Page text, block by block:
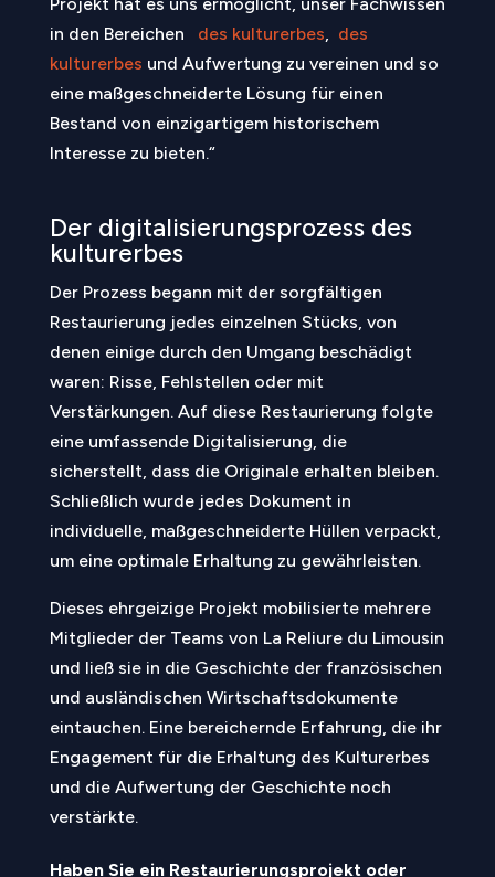
in den Bereichen
des kulturerbes, des
kulturerbes und Aufwertung zu vereinen und so
eine maßgeschneiderte Lösung für einen
Bestand von einzigartigem historischem
Interesse zu bieten.“
Der digitalisierungsprozess des
kulturerbes
Der Prozess begann mit der sorgfältigen
Restaurierung jedes einzelnen Stücks, von
denen einige durch den Umgang beschädigt
waren: Risse, Fehlstellen oder mit
Verstärkungen. Auf diese Restaurierung folgte
eine umfassende Digitalisierung, die
sicherstellt, dass die Originale erhalten bleiben.
Schließlich wurde jedes Dokument in
individuelle, maßgeschneiderte Hüllen verpackt,
um eine optimale Erhaltung zu gewährleisten.
Dieses ehrgeizige Projekt mobilisierte mehrere
Mitglieder der Teams von La Reliure du Limousin
und ließ sie in die Geschichte der französischen
und ausländischen Wirtschaftsdokumente
eintauchen. Eine bereichernde Erfahrung, die ihr
Engagement für die Erhaltung des Kulturerbes
und die Aufwertung der Geschichte noch
verstärkte.
Haben Sie ein Restaurierungsprojekt oder